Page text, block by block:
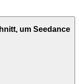
um Seedance